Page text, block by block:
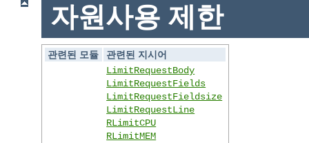
자원사용 제한
관련된 모듈
관련된 지시어
LimitRequestBody
LimitRequestFields
LimitRequestFieldsize
LimitRequestLine
RLimitCPU
RLimitMEM